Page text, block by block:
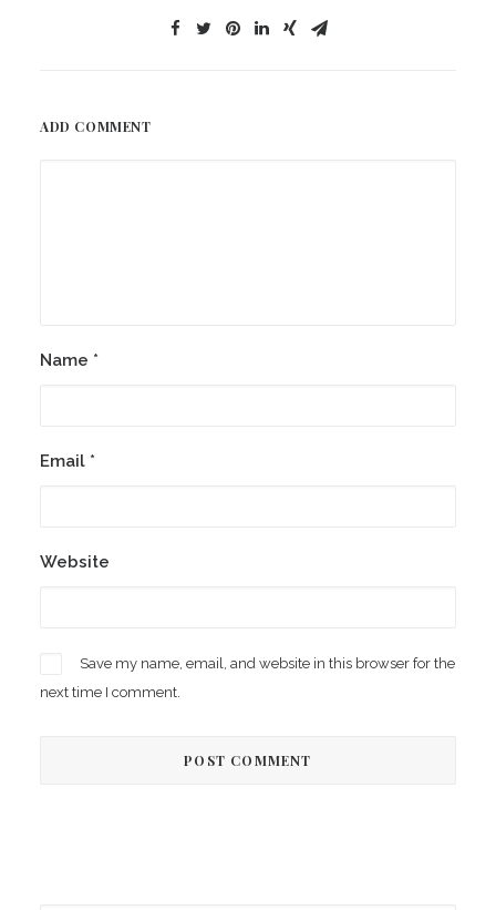
ADD COMMENT
Name *
Email *
Website
Save my name, email, and website in this browser for the
next time I comment.